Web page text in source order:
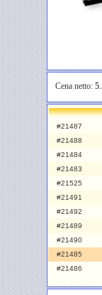
Cena netto:
#21487
#21488
#21484
#21483
#21525
#21491
#21492
#21489
#21490
#21485
#21486